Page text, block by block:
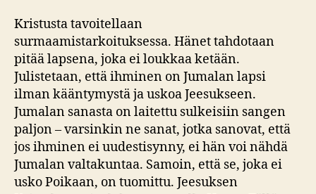
Kristusta tavoitellaan
surmaamistarkoituksessa. Hänet tahdotaan
pitää lapsena, joka ei loukkaa ketään.
Julistetaan, että ihminen on Jumalan lapsi
ilman kääntymystä ja uskoa Jeesukseen.
Jumalan sanasta on laitettu sulkeisiin sangen
paljon – varsinkin ne sanat, jotka sanovat, että
jos ihminen ei uudestisynny, ei hän voi nähdä
Jumalan valtakuntaa. Samoin, että se, joka ei
usko Poikaan, on tuomittu. Jeesuksen